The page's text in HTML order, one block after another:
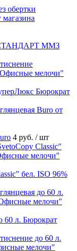
СТАНДАРТ ММЗ
Бюрократ
4 руб. / шт
бел. ISO 96%
60 л. Бюрократ